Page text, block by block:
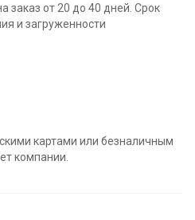
заказ от 20 до 40 дней. Срок
и загруженности
картами или безналичным
компании.